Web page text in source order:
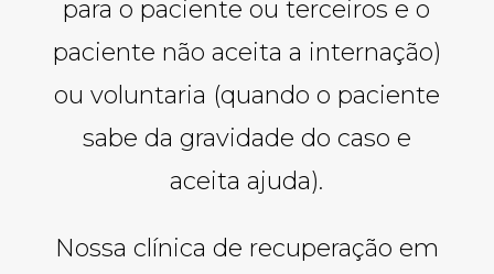
para o paciente ou terceiros e o
paciente não aceita a internação)
ou voluntaria (quando o paciente
sabe da gravidade do caso e
aceita ajuda).
Nossa clínica de recuperação em